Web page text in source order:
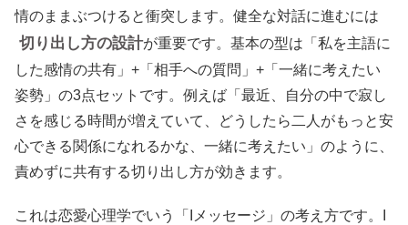
情のままぶつけると衝突します。健全な対話に進むには
切り出し方の設計が重要です。基本の型は「私を主語に
した感情の共有」+「相手への質問」+「一緒に考えたい
姿勢」の3点セットです。例えば「最近、自分の中で寂し
さを感じる時間が増えていて、どうしたら二人がもっと安
心できる関係になれるかな、一緒に考えたい」のように、
責めずに共有する切り出し方が効きます。
これは恋愛心理学でいう「Iメッセージ」の考え方です。I